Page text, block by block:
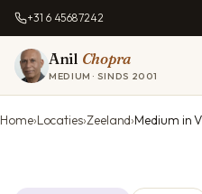
+31 6 45687242
Anil Chopra
MEDIUM · SINDS 2001
Home Locaties Zeeland Medium in